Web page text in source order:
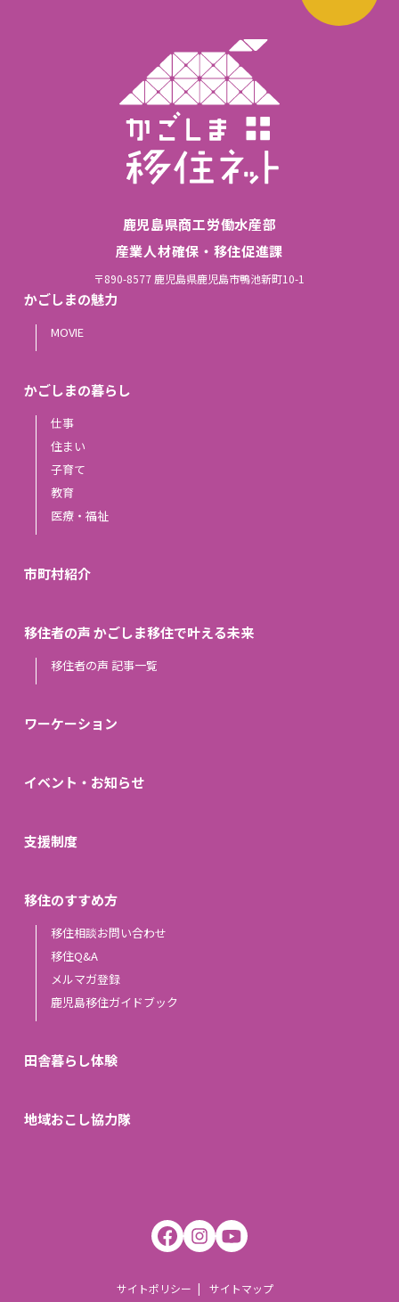
鹿児島県商工労働水産部
産業人材確保・移住促進課
〒890-8577 鹿児島県鹿児島市鴨池新町10-1
かごしまの魅力
MOVIE
かごしまの暮らし
仕事
住まい
子育て
教育
医療・福祉
市町村紹介
移住者の声 かごしま移住で叶える未来
移住者の声 記事一覧
ワーケーション
イベント・お知らせ
支援制度
移住のすすめ方
移住相談お問い合わせ
移住Q&A
メルマガ登録
鹿児島移住ガイドブック
田舎暮らし体験
地域おこし協力隊
サイトポリシー
サイトマップ